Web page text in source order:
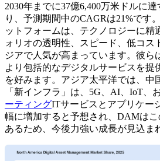
2030年までに37億6,400万米ドルに
り、予測期間中のCAGRは21%です
ットフォームは、テクノロジーに精
ォリオの透明性、スピード、低コス
ジアで人気が高まっています。彼ら
より包括的なデジタルサービスを提
を好みます。アジア太平洋では、中
「新インフラ」は、5G、AI、IoT、
ーティングITサービスとアプリケー
幅に増加すると予想され、DAMはこ
あるため、今後力強い成長が見込ま